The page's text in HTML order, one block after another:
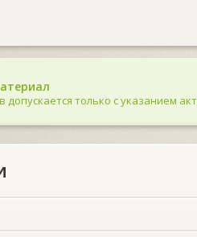
только с указанием